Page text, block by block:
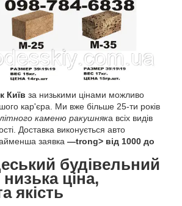
Київ за низькими цінами можливо
кар'єра. Ми вже більше 25-ти років
каменю ракушняка всіх видів
Доставка виконується авто
заявка —trong> від 1000 до
будівельний
ціна,
якість